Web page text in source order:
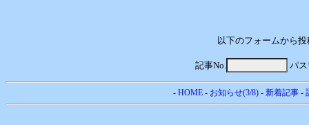
以下のフォームから
記事No. パ
- HOME- お知らせ(3/8)- 新着記事-